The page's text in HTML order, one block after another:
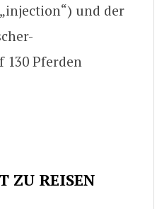
und der
130 Pferden
ZU REISEN